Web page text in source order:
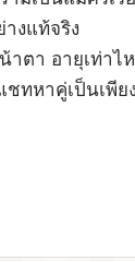
งแท้จริง
ตา อายุเท่าไ
ชทหาคู่เป็นเพี